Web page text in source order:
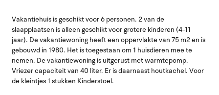
Vakantiehuis is geschikt voor 6 personen. 2 van de
slaapplaatsen is alleen geschikt voor grotere kinderen (4-11
jaar). De vakantiewoning heeft een oppervlakte van 75 m2 en is
gebouwd in 1980. Het is toegestaan om 1 huisdieren mee te
nemen. De vakantiewoning is uitgerust met warmtepomp.
Vriezer capaciteit van 40 liter. Er is daarnaast houtkachel. Voor
de kleintjes 1 stukken Kinderstoel.